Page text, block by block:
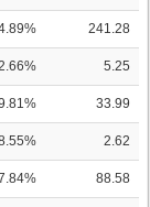
241.28
5.25
33.99
2.62
88.58